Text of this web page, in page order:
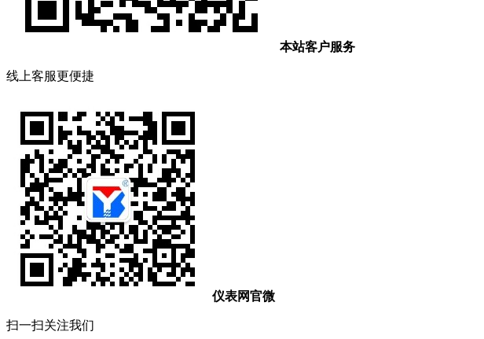
本站客户服务
线上客服更便捷
仪表网官微
扫一扫关注我们